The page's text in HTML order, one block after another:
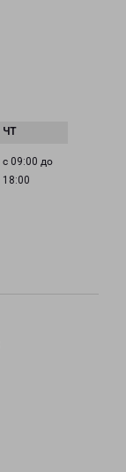
с 09:00 до
18:00